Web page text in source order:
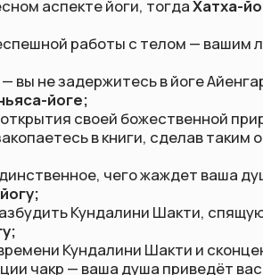
божественной природы через
в книги, сделав таким образом выбор
чего жаждет ваша душа, — это
Шакти, спящую в основании
Шакти и сконцентрироваться
ваша душа приведёт вас в
бегства от мира или разрыва связи с
в себя все самые сильные стороны
йоги и содержит в себе